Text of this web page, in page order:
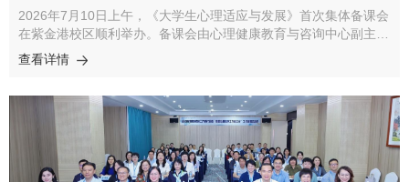
2026年7月10日上午，《大学生心理适应与发展》首次集体备课会
在紫金港校区顺利举办。备课会由心理健康教育与咨询中心副主任
梁社红主持。党委学生工作部副部长徐敏娜、心理与行为科学系副
系主任胡玉正出席会议并致辞。由心理健康教育与咨询中心专职心
辅导员组成的师资团队共52人参会。党委学生工作部副部长徐敏娜
老师为本次备课会致辞。她向全体参会教师致以诚挚感谢，并指出
开设该课程既是落实教育部心理健康教育必修学分的要求，也是推
进学校集体关怀工作在教育教学环节的具体抓手，更是回应新生入
查看详情